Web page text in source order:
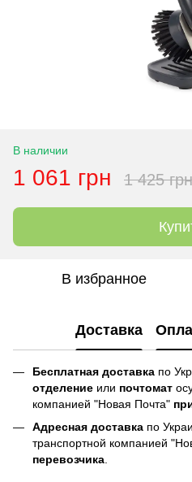
В наличии
1 061 грн 1 425 грн
В избранное
Доставка
Бесплатная доставка по
отделение или почтомат
компанией "Новая Почта"
Адресная доставка по
транспортной компанией
перевозчика